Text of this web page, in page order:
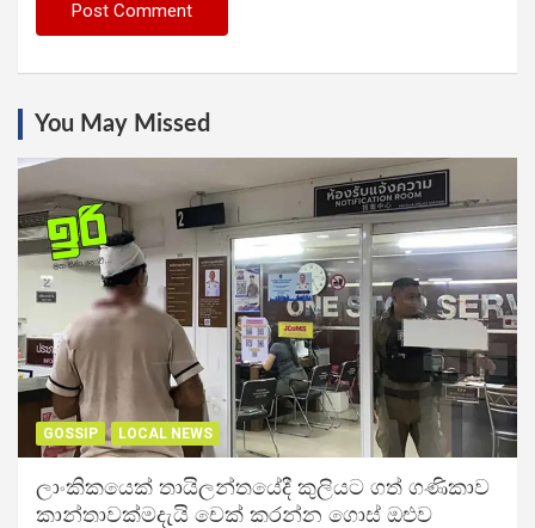
You May Missed
GOSSIP LOCAL NEWS
ලාංකිකයෙක් තායිලන්තයේදී කුලියට ගත් ගණිකාව
කාන්තාවක්මදැයි චෙක් කරන්න ගොස් ඔළුව